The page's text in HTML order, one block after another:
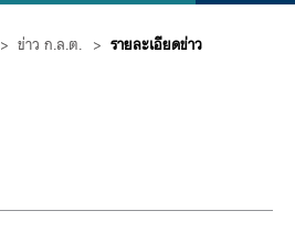
> ข่าว ก.ล.ต. > รายละเอียดข่าว